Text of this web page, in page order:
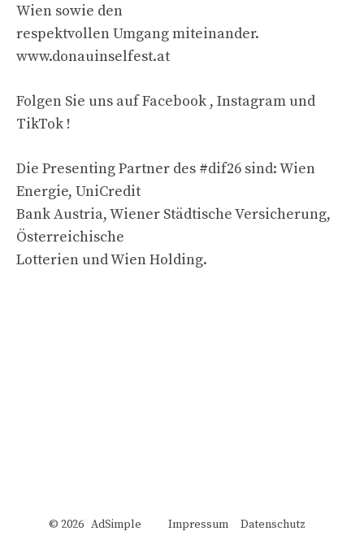
Wien sowie den
respektvollen Umgang miteinander.
www.donauinselfest.at
Folgen Sie uns auf Facebook , Instagram und
TikTok !
Die Presenting Partner des #dif26 sind: Wien
Energie, UniCredit
Bank Austria, Wiener Städtische Versicherung,
Österreichische
Lotterien und Wien Holding.
© 2026 AdSimple Impressum Datenschutz